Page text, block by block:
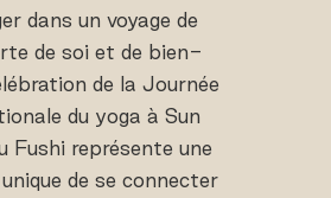
dans un voyage de
de soi et de bien-
de la Journée
du yoga à Sun
Fushi représente une
de se connecter